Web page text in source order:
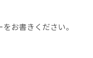
お書きください。